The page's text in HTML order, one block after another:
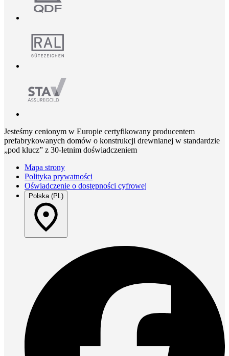
Jesteśmy cenionym w Europie certyfikowany producentem
prefabrykowanych domów o konstrukcji drewnianej w standardzie
„pod klucz” z 30-letnim doświadczeniem
Mapa strony
Polityka prywatności
Oświadczenie o dostępności cyfrowej
Polska (PL)